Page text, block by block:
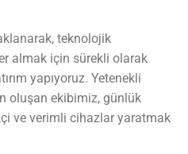
teknolojik
almak için sürekli olarak
yapıyoruz. Yetenekli
oluşan ekibimiz, günlük
ve verimli cihazlar yaratmak